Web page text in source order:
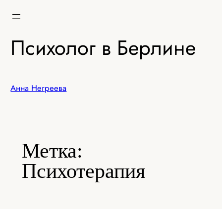
Психолог в Берлине
Анна Негреева
Метка:
Психотерапия